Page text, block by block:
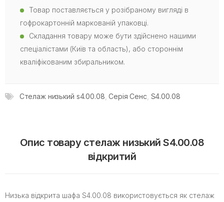
Товар поставляється у розібраному вигляді в
гофрокартонній маркованій упаковці.
Складання товару може бути здійснено нашими
спеціалістами (Київ та область), або стороннім
кваліфікованим збиральником.
Стелаж низький s4.00.08 ,Серія Сенс S4.00.08
Опис товару стелаж низький S4.00.08
відкритий
Низька відкрита шафа S4.00.08 використовується як стелаж